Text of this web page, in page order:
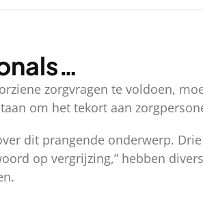
zorgvragen te voldoen,
om het tekort aan
dit prangende onderwerp.
op vergrijzing,” hebben